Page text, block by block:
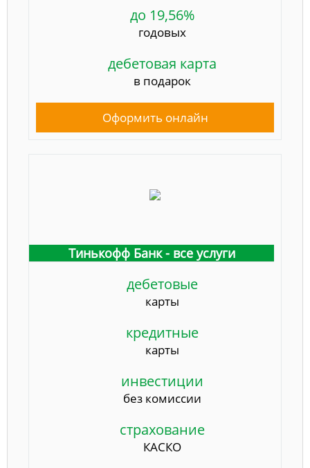
до 19,56%
годовых
дебетовая карта
в подарок
Оформить онлайн
Тинькофф Банк - все услуги
дебетовые
карты
кредитные
карты
инвестиции
без комиссии
страхование
КАСКО